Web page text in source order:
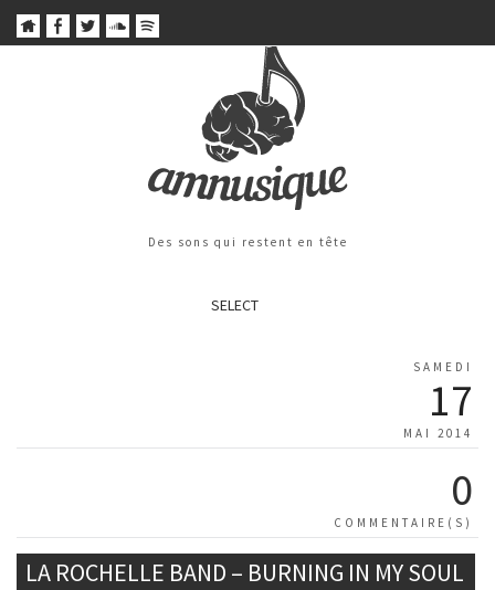
Des sons qui restent en tête
SELECT
SAMEDI
17
MAI 2014
0
COMMENTAIRE(S)
LA ROCHELLE BAND – BURNING IN MY SOUL